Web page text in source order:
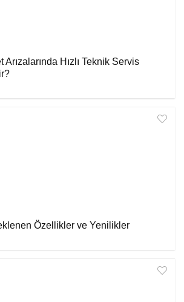
Hızlı Teknik Servis
Özellikler ve Yenilikler